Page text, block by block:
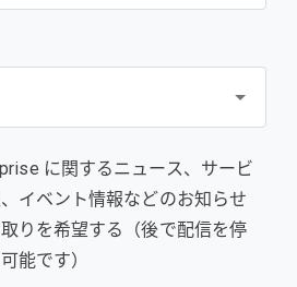
に関するニュース、サービ
イベント情報などのお知らせ
りを希望する（後で配信を停
能です）